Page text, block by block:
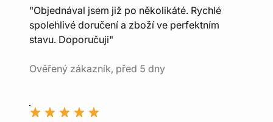
"Objednával jsem již po několikáté. Rychlé
spolehlivé doručení a zboží ve perfektním
stavu. Doporučuji"
Ověřený zákazník, před 5 dny